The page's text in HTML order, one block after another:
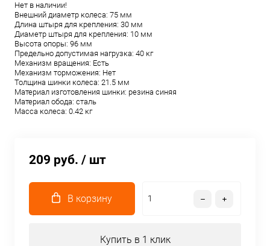
Нет в наличии!
Внешний диаметр колеса: 75 мм
Длина штыря для крепления: 30 мм
Диаметр штыря для крепления: 10 мм
Высота опоры: 96 мм
Предельно допустимая нагрузка: 40 кг
Механизм вращения: Есть
Механизм торможения: Нет
Толщина шинки колеса: 21.5 мм
Материал изготовления шинки: резина синяя
Материал обода: сталь
Масса колеса: 0.42 кг
209 руб. / шт
В корзину
Купить в 1 клик